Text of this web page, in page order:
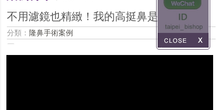
不用濾鏡也精緻！我的高挺鼻是這樣來的
分類： 隆鼻手術案例